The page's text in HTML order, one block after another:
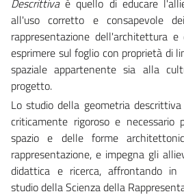
Descrittivaè quello di educare
all'uso corretto e consapevole
rappresentazione dell'architettura
esprimere sul foglio con proprietà di
spaziale appartenente sia alla
progetto.
Lo studio della geometria
criticamente rigoroso e necessario
spazio e delle forme
rappresentazione, e impegna gli
didattica e ricerca, affrontando in
studio della Scienza della